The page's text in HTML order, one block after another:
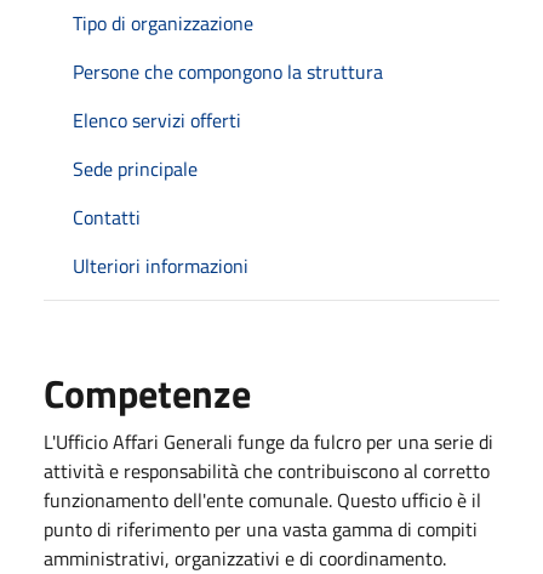
Tipo di organizzazione
Persone che compongono la struttura
Elenco servizi offerti
Sede principale
Contatti
Ulteriori informazioni
Competenze
L'Ufficio Affari Generali funge da fulcro per una serie di
attività e responsabilità che contribuiscono al corretto
funzionamento dell'ente comunale. Questo ufficio è il
punto di riferimento per una vasta gamma di compiti
amministrativi, organizzativi e di coordinamento.